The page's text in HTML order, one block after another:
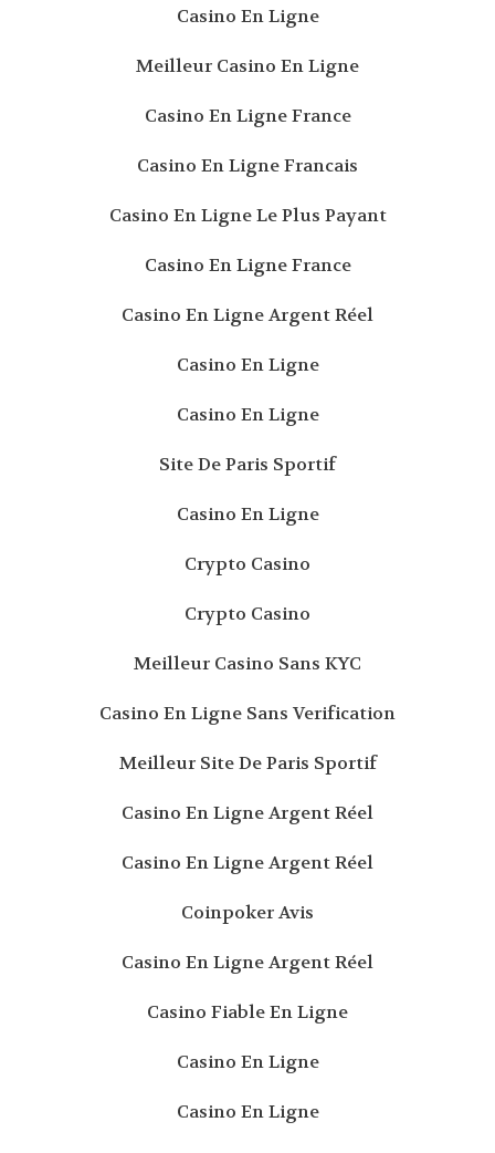
Casino En Ligne
Meilleur Casino En Ligne
Casino En Ligne France
Casino En Ligne Francais
Casino En Ligne Le Plus Payant
Casino En Ligne France
Casino En Ligne Argent Réel
Casino En Ligne
Casino En Ligne
Site De Paris Sportif
Casino En Ligne
Crypto Casino
Crypto Casino
Meilleur Casino Sans KYC
Casino En Ligne Sans Verification
Meilleur Site De Paris Sportif
Casino En Ligne Argent Réel
Casino En Ligne Argent Réel
Coinpoker Avis
Casino En Ligne Argent Réel
Casino Fiable En Ligne
Casino En Ligne
Casino En Ligne